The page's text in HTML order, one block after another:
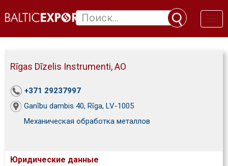
Rīgas Dīzelis Instrumenti, АО
+371 29237997
Ganību dambis 40, Rīga, LV-1005
Механическая обработка металлов
Юридические данные